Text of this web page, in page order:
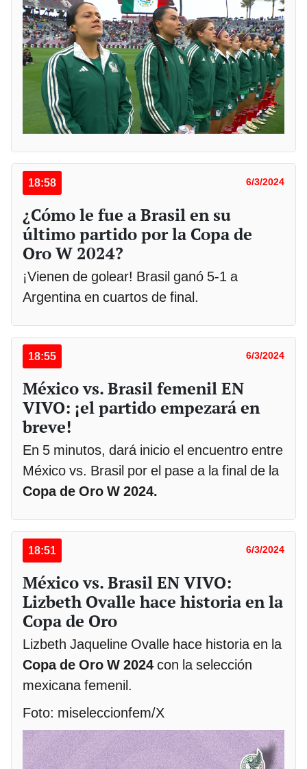
18:58 6/3/2024
¿Cómo le fue a Brasil en su
último partido por la Copa de
Oro W 2024?
¡Vienen de golear! Brasil ganó 5-1 a
Argentina en cuartos de final.
18:55 6/3/2024
México vs. Brasil femenil EN
VIVO: ¡el partido empezará en
breve!
En 5 minutos, dará inicio el encuentro entre
México vs. Brasil por el pase a la final de la
Copa de Oro W 2024.
18:51 6/3/2024
México vs. Brasil EN VIVO:
Lizbeth Ovalle hace historia en la
Copa de Oro
Lizbeth Jaqueline Ovalle hace historia en la
Copa de Oro W 2024 con la selección
mexicana femenil.
Foto: miseleccionfem/X